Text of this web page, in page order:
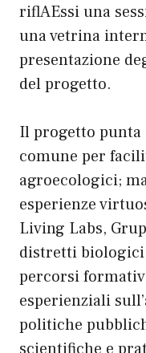
riflAEssi una
una vetrina
presentazione
del progetto.
Il progetto
comune per
agroecologici;
esperienze
Living Labs,
distretti biologici
percorsi
esperienziali
politiche